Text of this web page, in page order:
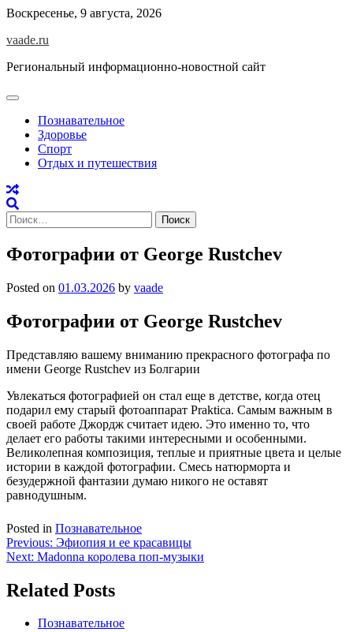
Skip
content
Воскресенье, 9 августа, 2026
vaade.ru
Региональный информационно-новостной сайт
Познавательное
Здоровье
Спорт
Отдых и путешествия
Найти:
Фотографии от George Rustchev
Posted on 01.03.2026 by vaade
Фотографии от George Rustchev
Представляю вашему вниманию прекрасного фотографа по
имени George Rustchev из Болгарии
Увлекаться фотографией он стал еще в детстве, когда отец
подарил ему старый фотоаппарат Praktica. Самым важным в
своей работе Джордж считает идею. Это именно то, что
делает его работы такими интересными и особенными.
Великолепная композиция, теплые и приятные цвета и целые
истории в каждой фотографии. Смесь натюрморта и
безудержной фантазии думаю никого не оставят
равнодушным.
Posted in Познавательное
Навигация
по
записям
Previous: Эфиопия и ее красавицы
Next: Madonna королева поп-музыки
Related Posts
Познавательное